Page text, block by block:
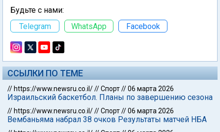
Будьте с нами:
Telegram
WhatsApp Facebook
ССЫЛКИ ПО ТЕМЕ
// https://www.newsru.co.il///Спорт//06 марта 2026
Израильский баскетбол. Планы по завершению сезона
// https://www.newsru.co.il///Спорт//06 марта 2026
Вембаньяма набрал 38 очков Результаты матчей НБА